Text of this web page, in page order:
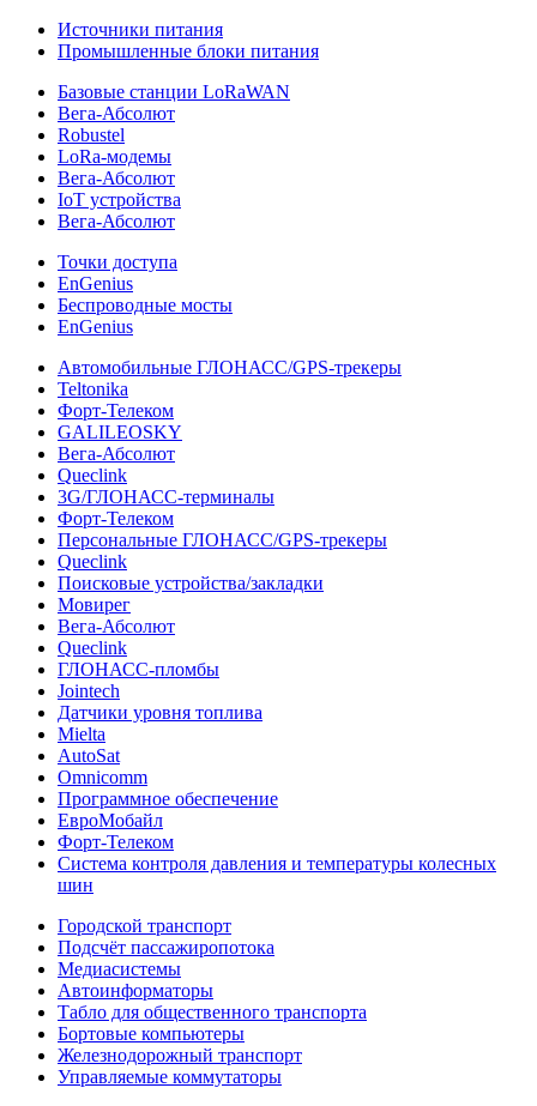
Источники питания
Промышленные блоки питания
Базовые станции LoRaWAN
Вега-Абсолют
Robustel
LoRa-модемы
Вега-Абсолют
IoT устройства
Вега-Абсолют
Точки доступа
EnGenius
Беспроводные мосты
EnGenius
Автомобильные ГЛОНАСС/GPS-трекеры
Teltonika
Форт-Телеком
GALILEOSKY
Вега-Абсолют
Queclink
3G/ГЛОНАСС-терминалы
Форт-Телеком
Персональные ГЛОНАСС/GPS-трекеры
Queclink
Поисковые устройства/закладки
Мовирег
Вега-Абсолют
Queclink
ГЛОНАСС-пломбы
Jointech
Датчики уровня топлива
Mielta
AutoSat
Omnicomm
Программное обеспечение
ЕвроМобайл
Форт-Телеком
Система контроля давления и температуры колесных
шин
Городской транспорт
Подсчёт пассажиропотока
Медиасистемы
Автоинформаторы
Табло для общественного транспорта
Бортовые компьютеры
Железнодорожный транспорт
Управляемые коммутаторы